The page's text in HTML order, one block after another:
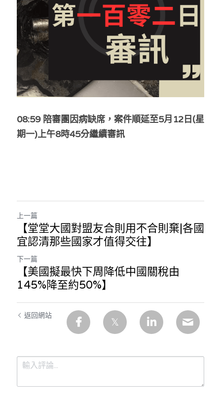
反華推手懶人包
民主派騙案十式
反華推手起底
美西霸凌內幕
美西極權主義
真相直擊
KOL 專欄
林淑芳專欄
屈穎妍專欄
朱庭萱專欄
莫綺琪專欄
黃萬成專欄
馮煒光專欄
趙處機專欄
KOL 精選
大衛sir專欄
曾子晴 - 晴深直說
龔靜儀大律師專欄
陳子遷律師專欄
絕密法庭檔案
醫院口岸爆炸案
屠龍小隊案
黎智英案審訊
支聯會案
生活
吃喝玩指南
休閒好介紹
親子
關於我們
人才招聘
投稿熱線
關於我們
搜索
繁體中文
08:59 陪審團因病缺席，案件順延至5月12日(星
期一)上午8時45分繼續審訊
上一篇
【堂堂大國對盟友合則用不合則棄|各國
宜認清那些國家才值得交往】
下一篇
【美國擬最快下周降低中國關稅由
145%降至約50%】
返回網站